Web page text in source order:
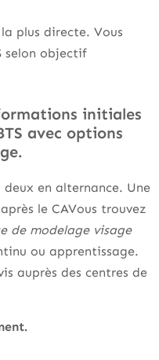
plus directe. Vous
selon objectif
initiales
avec options
deux en alternance. Une
le CAVous trouvez
de modelage visage
ou apprentissage.
auprès des centres de